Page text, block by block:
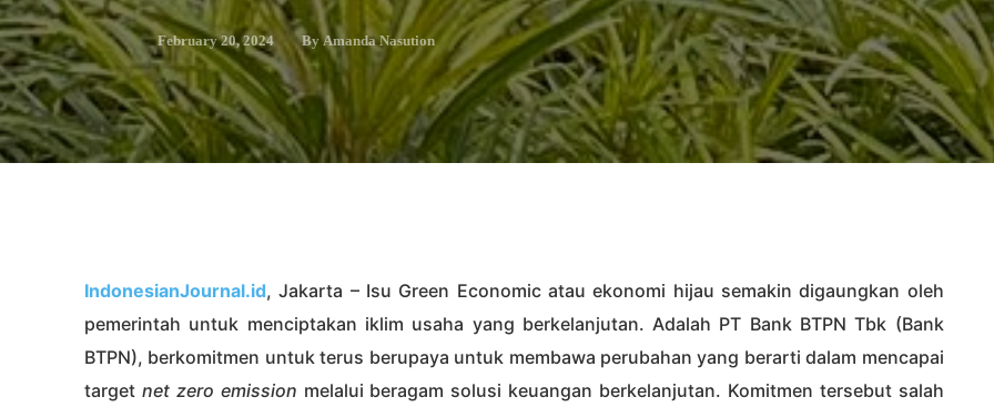
February 20, 2024 By Amanda Nasution
IndonesianJournal.id, Jakarta – Isu Green Economic atau ekonomi hijau semakin digaungkan oleh
pemerintah untuk menciptakan iklim usaha yang berkelanjutan. Adalah PT Bank BTPN Tbk (Bank
BTPN), berkomitmen untuk terus berupaya untuk membawa perubahan yang berarti dalam mencapai
target net zero emission melalui beragam solusi keuangan berkelanjutan. Komitmen tersebut salah